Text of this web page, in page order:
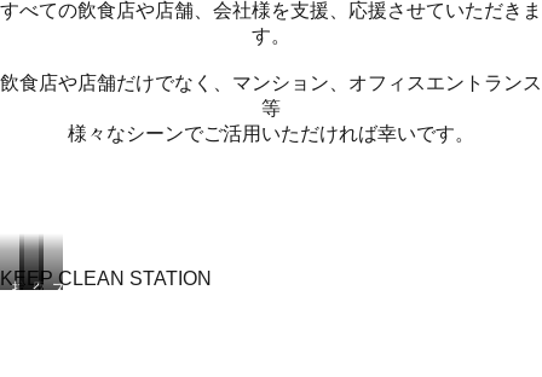
すべての飲食店や店舗、会社様を支援、応援させていただきま
す。
飲食店や店舗だけでなく、マンション、オフィスエントランス
等
様々なシーンでご活用いただければ幸いです。
KEEP CLEAN STATION
抗 店
ク ス